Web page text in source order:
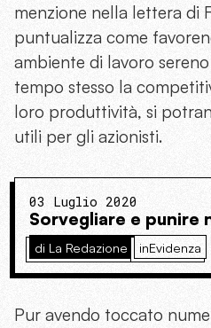
menzione nella lettera di
puntualizza come
ambiente di lavoro
tempo stesso la
loro produttività, si
utili per gli azionisti.
03 Luglio 2020
Sorvegliare e punire
di La Redazione inEvidenza
Pur avendo toccato